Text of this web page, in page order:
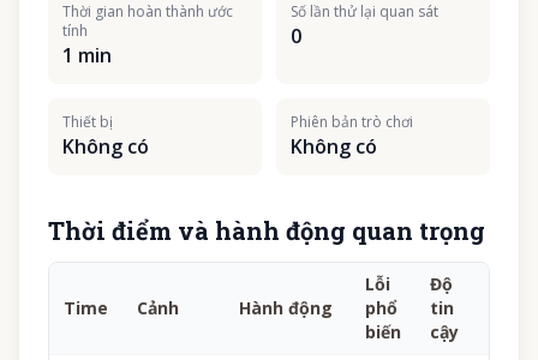
Thời gian hoàn thành ước
tính
1 min
Số lần thử lại quan sát
0
Thiết bị
Không có
Phiên bản trò chơi
Không có
Thời điểm và hành động quan trọng
Time Cảnh Hành động
Lỗi
phổ
biến
Độ
tin
cậy